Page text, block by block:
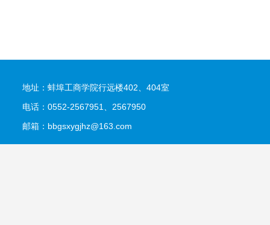
地址：蚌埠工商学院行远楼402、404室
电话：0552-2567951、2567950
邮箱：bbgsxygjhz@163.com